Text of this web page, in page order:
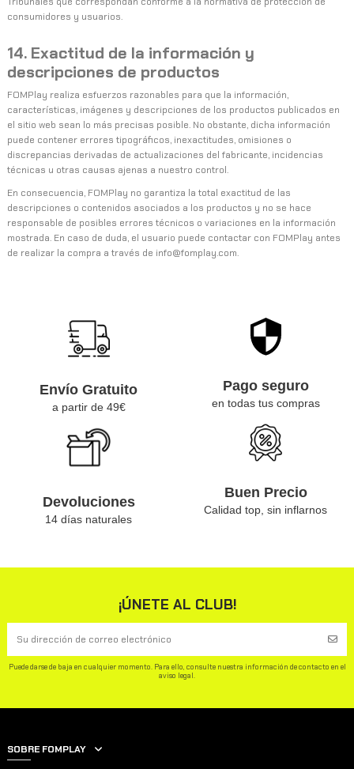
consumidores y usuarios.
14. Exactitud de la información y
descripciones de productos
FOMPlay realiza esfuerzos razonables para que la información,
características, imágenes y descripciones de los productos publicados en
el sitio web sean lo más precisas posible. No obstante, dicha información
puede contener errores tipográficos, inexactitudes, omisiones o
discrepancias derivadas de actualizaciones del fabricante, incidencias
técnicas u otras causas ajenas a nuestro control.
En consecuencia, FOMPlay no garantiza la total exactitud de las
descripciones o contenidos asociados a los productos y no se hace
responsable de posibles errores técnicos o variaciones en la información
mostrada. En caso de duda, el usuario puede contactar con FOMPlay antes
de realizar la compra a través de info@fomplay.com.
Envío Gratuito
a partir de 49€
Pago seguro
en todas tus compras
Devoluciones
14 días naturales
Buen Precio
Calidad top, sin inflarnos
¡ÚNETE AL CLUB!
Puede darse de baja en cualquier momento. Para ello, consulte nuestra información de contacto en el
aviso legal.
SOBRE FOMPLAY